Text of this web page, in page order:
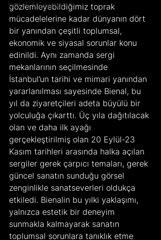
Yemek & Seyahat
gözlemleyebildiğimiz toprak
mücadelelerine kadar dünyanın dört
bir yanından çeşitli toplumsal,
ekonomik ve siyasal sorunlar konu
edinildi. Aynı zamanda sergi
mekanlarının seçilmesinde
İstanbul’un tarihi ve mimari yanından
yararlanılması sayesinde Bienal, bu
yıl da ziyaretçileri adeta büyülü bir
yolculuğa çıkarttı. Üç yıla dağıtılacak
olan ve daha ilk ayağı
gerçekleştirilmiş olan 20 Eylül-23
Kasım tarihleri arasında halka açılan
sergiler gerek çarpıcı temaları, gerek
güncel sanatın sunduğu görsel
zenginlikle sanatseverleri oldukça
etkiledi. Bienalin bu yılki yaklaşımı,
yalnızca estetik bir deneyim
sunmakla kalmayarak sanatın
toplumsal sorunlara tanıklık etme